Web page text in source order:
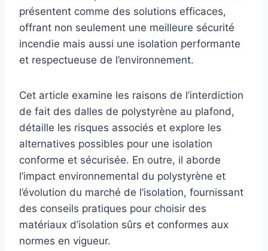
présentent comme des solutions efficaces,
offrant non seulement une meilleure sécurité
incendie mais aussi une isolation performante
et respectueuse de l’environnement.
Cet article examine les raisons de l’interdiction
de fait des dalles de polystyrène au plafond,
détaille les risques associés et explore les
alternatives possibles pour une isolation
conforme et sécurisée. En outre, il aborde
l’impact environnemental du polystyrène et
l’évolution du marché de l’isolation, fournissant
des conseils pratiques pour choisir des
matériaux d’isolation sûrs et conformes aux
normes en vigueur.